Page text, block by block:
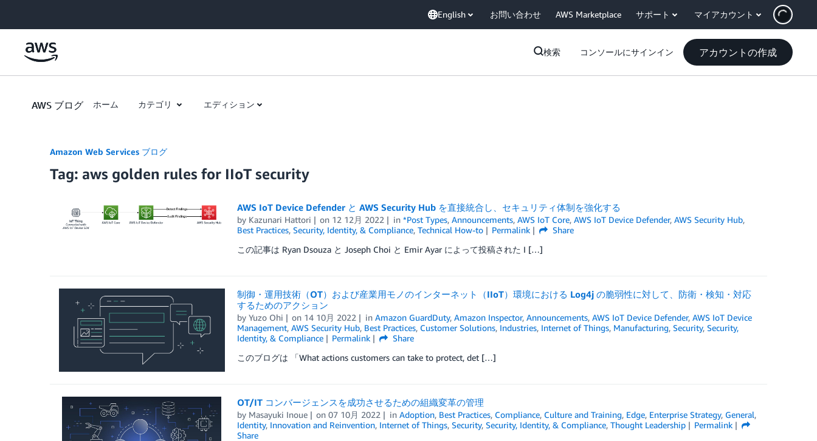
English お問い合わせ AWS Marketplace サポート マイアカウント
検索 コンソールにサインイン アカウントの作成
AWS ブログ ホーム カテゴリ エディション
Amazon Web Services ブログ
Tag: aws golden rules for IIoT security
AWS IoT Device Defender と AWS Security Hub を直接統合し、セキュリティ体制を強化する
by Kazunari Hattori on 12 12月 2022 in*Post Types,Announcements,AWS IoT Core,AWS IoT Device Defender,AWS Security Hub,
Best Practices, Security, Identity, & Compliance, Technical How-to Permalink
Share
この記事は Ryan Dsouza と Joseph Choi と Emir Ayar によって投稿された I […]
制御・運用技術（OT）および産業用モノのインターネット（IIoT）環境における Log4j の脆弱性に対して、防衛・検知・対応
するためのアクション
by Yuzo Ohi on 14 10月 2022 inAmazon GuardDuty,Amazon Inspector,Announcements,AWS IoT Device Defender,AWS IoT Device
Management, AWS Security Hub, Best Practices, Customer Solutions, Industries, Internet of Things, Manufacturing, Security, Security,
Identity, & Compliance
Permalink
Share
このブログは 「What actions customers can take to protect, det […]
OT/IT コンバージェンスを成功させるための組織変革の管理
by Masayuki Inoue on07 10月 2022 inAdoption, Best Practices, Compliance, Culture and Training, Edge, Enterprise Strategy, General,
Identity, Innovation and Reinvention, Internet of Things, Security, Security, Identity, & Compliance, Thought Leadership
Permalink
Share